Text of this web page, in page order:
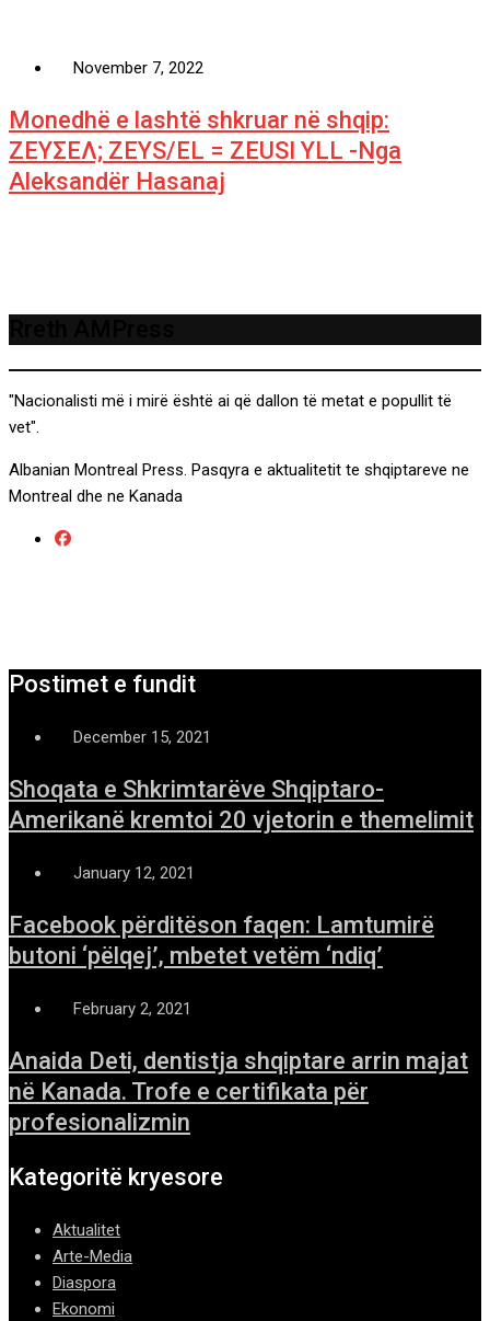
November 7, 2022
Monedhë e lashtë shkruar në shqip:
ΖΕΥΣΕΛ; ZEYS/EL = ZEUSI YLL -Nga
Aleksandër Hasanaj
"Nacionalisti më i mirë është ai që dallon të metat e popullit të
vet".
Albanian Montreal Press. Pasqyra e aktualitetit te shqiptareve ne
Montreal dhe ne Kanada
Postimet e fundit
December 15, 2021
Shoqata e Shkrimtarëve Shqiptaro-
Amerikanë kremtoi 20 vjetorin e themelimit
January 12, 2021
Facebook përditëson faqen: Lamtumirë
butoni ‘pëlqej’, mbetet vetëm ‘ndiq’
February 2, 2021
Anaida Deti, dentistja shqiptare arrin majat
në Kanada. Trofe e certifikata për
profesionalizmin
Kategoritë kryesore
Aktualitet
Arte-Media
Diaspora
Ekonomi